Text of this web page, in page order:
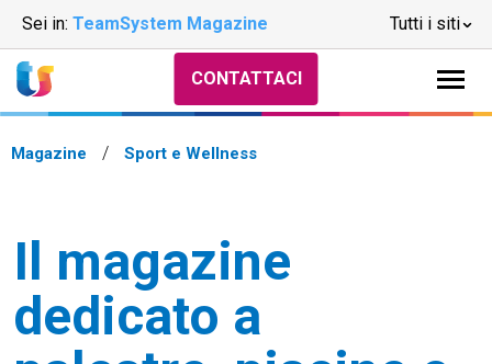
Sei in: TeamSystem Magazine Tutti i siti
CONTATTACI
Magazine Sport e Wellness
Il magazine
dedicato a